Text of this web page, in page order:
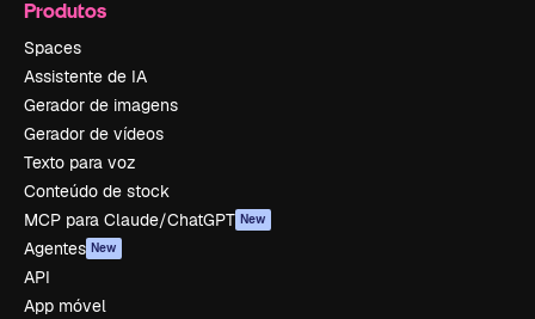
Produtos
Spaces
Assistente de IA
Gerador de imagens
Gerador de vídeos
Texto para voz
Conteúdo de stock
MCP para Claude/ChatGPT New
Agentes New
API
App móvel